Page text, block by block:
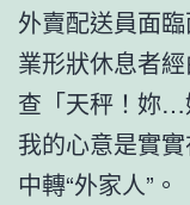
外賣配送員面
業形狀休息者
查「天秤！妳…
我的心意是實
中轉“外家人”。